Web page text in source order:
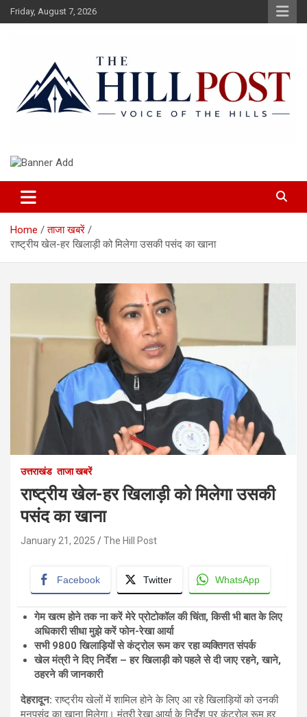
Skip
to
Friday, August 7, 2026
The Hillpost
Home
ताजा खबरें
राष्ट्रीय खेल-हर खिलाड़ी को मिलेगा उसकी पसंद का खाना
उत्तराखंड ताजा खबरें
राष्ट्रीय खेल-हर खिलाड़ी को मिलेगा उसकी
पसंद का खाना
January 21, 2025 The Hill Post
Facebook Twitter WhatsApp
गेम खत्म होने तक ना करें मेरे प्रोटोकॉल की चिंता,किसी भी बात के लिए
अधिकारी सीधा मुझे करें फोन-रेखा आर्या
सभी9800खिलाड़ियों से कंट्रोल रूम कर रहा व्यक्तिगत संपर्क
खेल मंत्री ने दिए निर्देश –हर खिलाड़ी को पहले से दी जाए रहने,खाने,
ठहरने की जानकारी
देहरादून: राष्ट्रीय खेलों में शामिल होने के लिए आ रहे खिलाड़ियों को उनकी
मनपसंद का खाना मिलेगा। मंत्री रेखा आर्या के निर्देश पर कंट्रोल रूम हर